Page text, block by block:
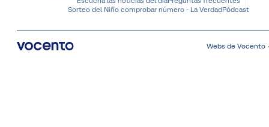
Sorteo del Niño comprobar número - La VerdadPódcast
Webs de Vocento